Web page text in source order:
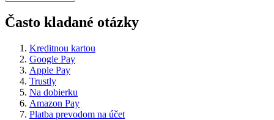
Často kladané otázky
Kreditnou kartou
Google Pay
Apple Pay
Trustly
Na dobierku
Amazon Pay
Platba prevodom na účet